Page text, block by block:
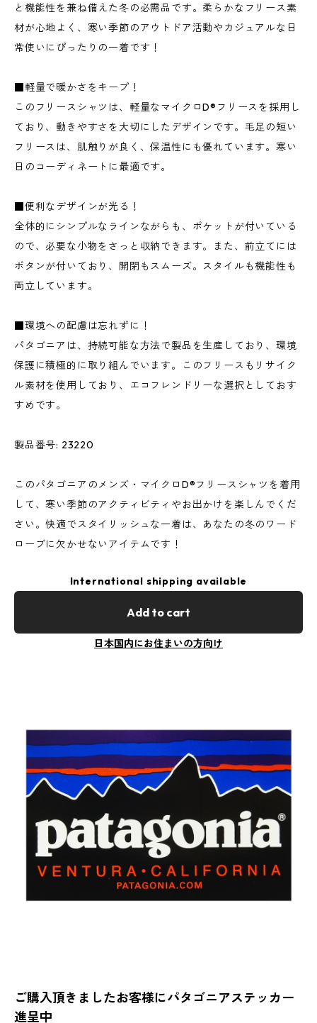
と機能性を兼ね備えた冬の必需品です。柔らかなフリース素
材が心地よく、寒い季節のアウトドア活動やカジュアルな日
常使いにぴったりの一着です！
■軽量で暖かさをキープ！
このフリースシャツは、軽量なマイクロD®フリースを採用し
ており、動きやすさを大切にしたデザインです。毛足の短い
フリースは、肌触りが良く、保温性にも優れています。寒い
日のコーディネートに最適です。
■便利なデザインが光る！
全体的にシンプルなラインながらも、ポケットが付いている
ので、必要な小物をさっと収納できます。また、前立てには
ボタンが付いており、開閉もスムーズ。スタイルも機能性も
両立しています。
■環境への配慮は忘れずに！
パタゴニアは、持続可能な方法で製品を生産しており、環境
保護に積極的に取り組んでいます。このフリースもリサイク
ル素材を使用しており、エコフレンドリーな選択としておす
すめです。
製品番号: 23220
このパタゴニアのメンズ・マイクロD®フリースシャツを着用
して、寒い季節のアクティビティやお出かけを楽しんでくだ
さい。快適でスタイリッシュな一着は、あなたの冬のワード
ローブに欠かせないアイテムです！
International shipping available
Add to cart
日本国内にお住まいの方向け
ご購入頂きましたお客様にパタゴニアステッカー
進呈中